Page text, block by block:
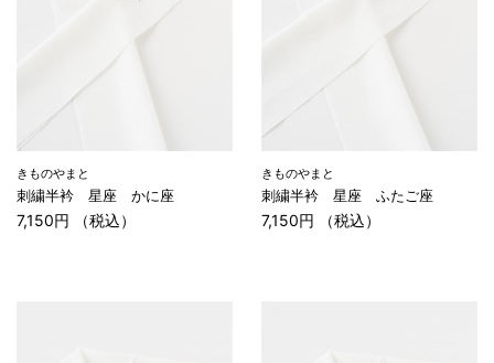
きものやまと
刺繍半衿 星座 かに座
7,150円 （税込）
きものやまと
刺繍半衿 星座 ふたご座
7,150円 （税込）